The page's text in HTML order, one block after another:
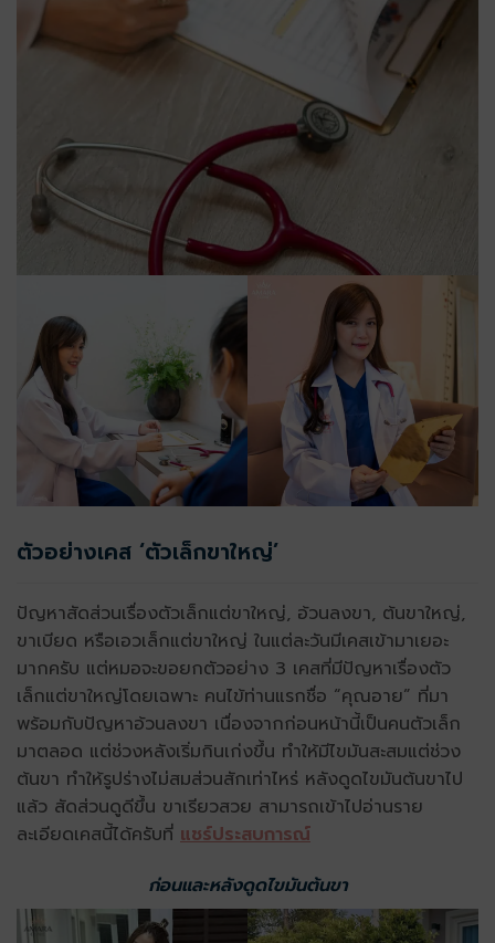
ตัวอย่างเคส ‘ตัวเล็กขาใหญ่’
ปัญหาสัดส่วนเรื่องตัวเล็กแต่ขาใหญ่, อ้วนลงขา, ต้นขาใหญ่,
ขาเบียด หรือเอวเล็กแต่ขาใหญ่ ในแต่ละวันมีเคสเข้ามาเยอะ
มากครับ แต่หมอจะขอยกตัวอย่าง 3 เคสที่มีปัญหาเรื่องตัว
เล็กแต่ขาใหญ่โดยเฉพาะ คนไข้ท่านแรกชื่อ “คุณอาย” ที่มา
พร้อมกับปัญหาอ้วนลงขา เนื่องจากก่อนหน้านี้เป็นคนตัวเล็ก
มาตลอด แต่ช่วงหลังเริ่มกินเก่งขึ้น ทำให้มีไขมันสะสมแต่ช่วง
ต้นขา ทำให้รูปร่างไม่สมส่วนสักเท่าไหร่ หลังดูดไขมันต้นขาไป
แล้ว สัดส่วนดูดีขึ้น ขาเรียวสวย สามารถเข้าไปอ่านราย
ละเอียดเคสนี้ได้ครับที่ แชร์ประสบการณ์
ก่อนและหลังดูดไขมันต้นขา